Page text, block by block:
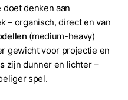
denken aan
– organisch, direct en van
(medium-heavy)
gewicht voor projectie en
zijn dunner en lichter –
spel.